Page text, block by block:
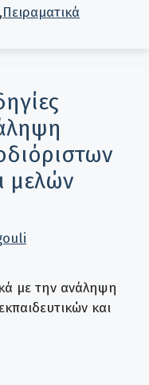
,Πειραματικά
μελών
με την ανάληψη
και